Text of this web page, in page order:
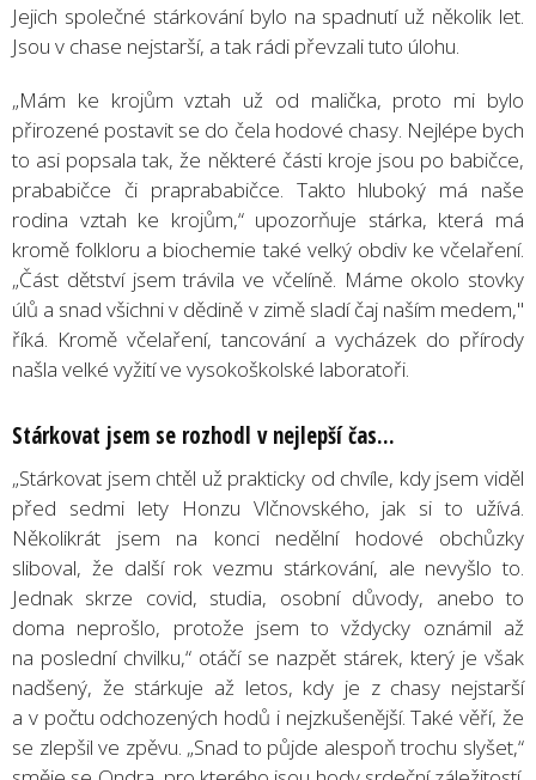
Jejich společné stárkování bylo na spadnutí už několik let.
Jsou v chase nejstarší, a tak rádi převzali tuto úlohu.
„Mám ke krojům vztah už od malička, proto mi bylo
přirozené postavit se do čela hodové chasy. Nejlépe bych
to asi popsala tak, že některé části kroje jsou po babičce,
prababičce či praprababičce. Takto hluboký má naše
rodina vztah ke krojům,“ upozorňuje stárka, která má
kromě folkloru a biochemie také velký obdiv ke včelaření.
„Část dětství jsem trávila ve včelíně. Máme okolo stovky
úlů a snad všichni v dědině v zimě sladí čaj naším medem,"
říká. Kromě včelaření, tancování a vycházek do přírody
našla velké vyžití ve vysokoškolské laboratoři.
Stárkovat jsem se rozhodl v nejlepší čas...
„Stárkovat jsem chtěl už prakticky od chvíle, kdy jsem viděl
před sedmi lety Honzu Vlčnovského, jak si to užívá.
Několikrát jsem na konci nedělní hodové obchůzky
sliboval, že další rok vezmu stárkování, ale nevyšlo to.
Jednak skrze covid, studia, osobní důvody, anebo to
doma neprošlo, protože jsem to vždycky oznámil až
na poslední chvilku,“ otáčí se nazpět stárek, který je však
nadšený, že stárkuje až letos, kdy je z chasy nejstarší
a v počtu odchozených hodů i nejzkušenější. Také věří, že
se zlepšil ve zpěvu. „Snad to půjde alespoň trochu slyšet,“